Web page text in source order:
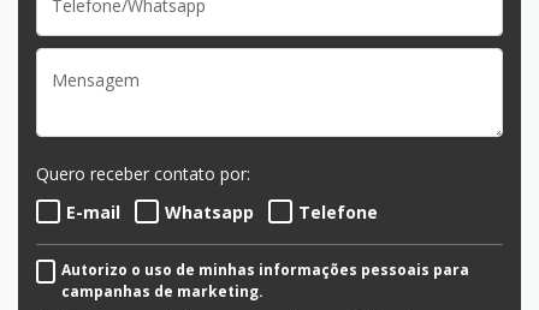
Quero receber contato por:
E-mail
Whatsapp Telefone
Autorizo o uso de minhas informações pessoais para
campanhas de marketing.